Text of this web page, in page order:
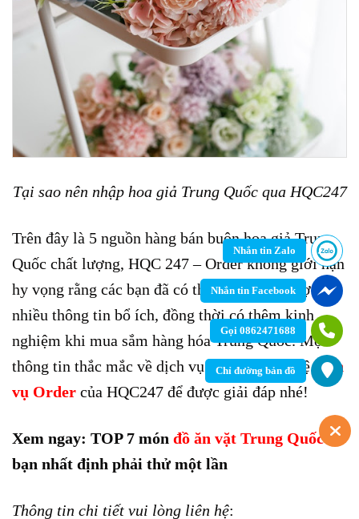
Tại sao nên nhập hoa giả Trung Quốc qua HQC247
Trên đây là 5 nguồn hàng bán buôn hoa giả Trung
Quốc chất lượng, HQC 247 – Order không giới hạn
hy vọng rằng các bạn đã có thể hiểu thêm được
nhiều thông tin bổ ích, đồng thời có thêm kinh
nghiệm khi mua sắm hàng hóa Trung Quốc. Mọi
thông tin thắc mắc về dịch vụ vui lòng liên hệdịch
vụ Order của HQC247 để được giải đáp nhé!
Xem ngay: TOP 7 món đồ ăn vặt Trung Quốc
bạn nhất định phải thử một lần
Thông tin chi tiết vui lòng liên hệ:
Nhắn tin Zalo
Nhắn tin Facebook
Gọi 0862471688
Chỉ đường bản đồ